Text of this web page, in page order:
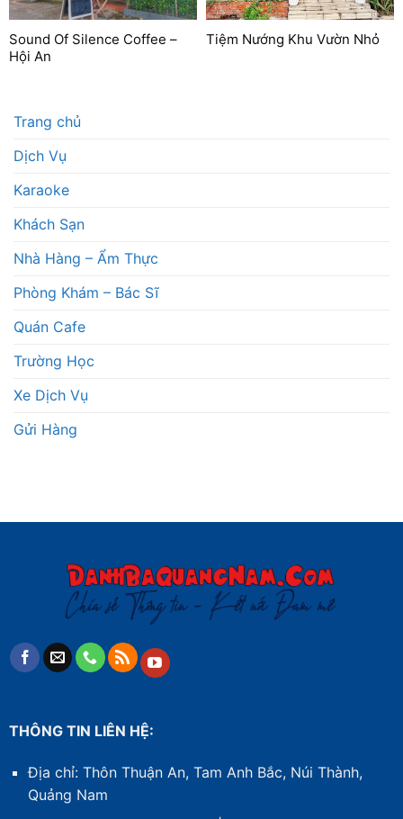
Sound Of Silence Coffee –
Hội An
Tiệm Nướng Khu Vườn Nhỏ
Trang chủ
Dịch Vụ
Karaoke
Khách Sạn
Nhà Hàng – Ẩm Thực
Phòng Khám – Bác Sĩ
Quán Cafe
Trường Học
Xe Dịch Vụ
Gửi Hàng
THÔNG TIN LIÊN HỆ:
Địa chỉ: Thôn Thuận An, Tam Anh Bắc, Núi Thành,
Quảng Nam